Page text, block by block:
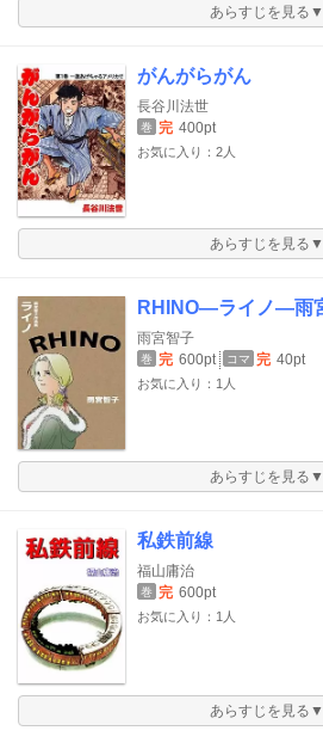
あらすじを見る▼
がんがらがん
長谷川法世
巻 完 400pt
お気に入り：2人
あらすじを見る▼
RHINO―ライノ―雨
雨宮智子
巻 完 600pt コマ 完 40pt
お気に入り：1人
あらすじを見る▼
私鉄前線
福山庸治
巻 完 600pt
お気に入り：1人
あらすじを見る▼